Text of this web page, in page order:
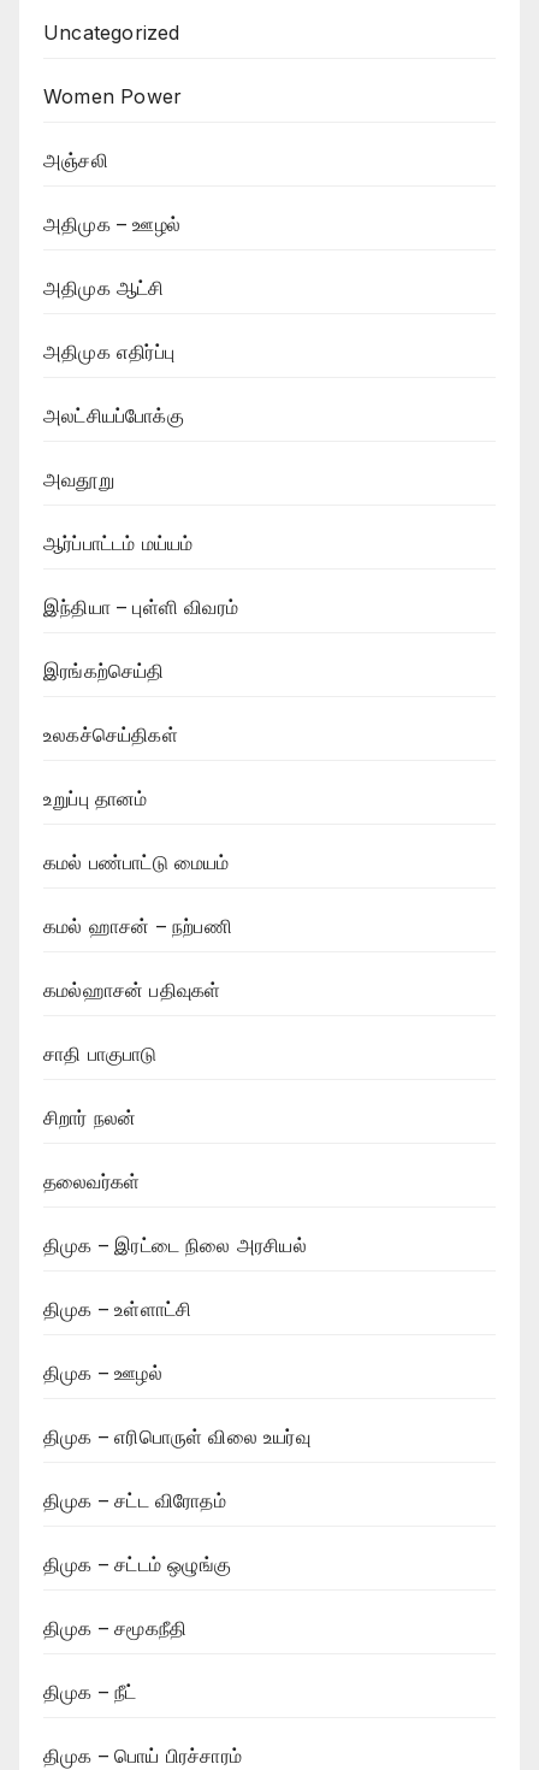
Uncategorized
Women Power
அஞ்சலி
அதிமுக – ஊழல்
அதிமுக ஆட்சி
அதிமுக எதிர்ப்பு
அலட்சியப்போக்கு
அவதூறு
ஆர்ப்பாட்டம் மய்யம்
இந்தியா – புள்ளி விவரம்
இரங்கற்செய்தி
உலகச்செய்திகள்
உறுப்பு தானம்
கமல் பண்பாட்டு மையம்
கமல் ஹாசன் – நற்பணி
கமல்ஹாசன் பதிவுகள்
சாதி பாகுபாடு
சிறார் நலன்
தலைவர்கள்
திமுக – இரட்டை நிலை அரசியல்
திமுக – உள்ளாட்சி
திமுக – ஊழல்
திமுக – எரிபொருள் விலை உயர்வு
திமுக – சட்ட விரோதம்
திமுக – சட்டம் ஒழுங்கு
திமுக – சமூகநீதி
திமுக – நீட்
திமுக – பொய் பிரச்சாரம்